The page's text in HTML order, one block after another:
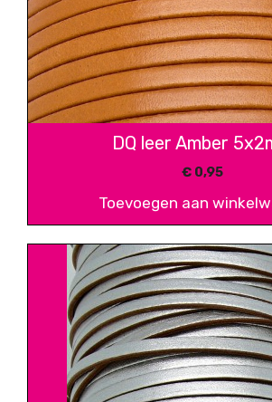
DQ leer Amber
€ 0,95
Toevoegen aan